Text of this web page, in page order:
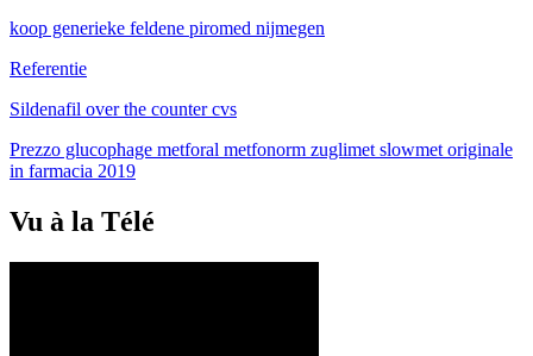
koop generieke feldene piromed nijmegen
Referentie
Sildenafil over the counter cvs
Prezzo glucophage metforal metfonorm zuglimet slowmet originale
in farmacia 2019
Vu à la Télé